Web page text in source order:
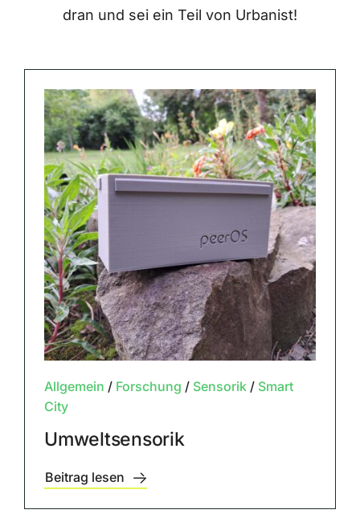
dran und sei ein Teil von Urbanist!
Allgemein / Forschung / Sensorik/ Smart
City
Umweltsensorik
Beitrag lesen